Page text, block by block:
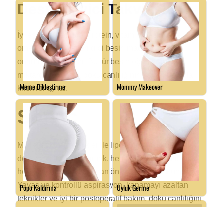
Destekleyici Takviyeler
İyileşme sürecinde, protein, vitamin C, çinko ve
omega-3 yağ asitleri gibi besin maddeleri, doku
onarımını destekler. Bu tür besin öğelerinin yeterli
miktarda alınması, doku canlılığının korunmasında
kritik rol oynar.
Sonuç
Mikrovasküler teknikler ile liposuction işlemlerinde
doku canlılığını sağlamak, hem ameliyat esnasında
hem de sonrasında alınan önlemlerle mümkündür.
Yavaş ve kontrollü aspirasyon, kanamayı azaltan
teknikler ve iyi bir postoperatif bakım, doku canlılığını